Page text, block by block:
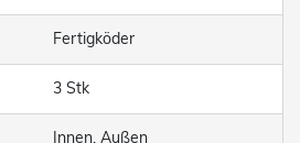
Fertigköder
3 Stk
Innen, Außen